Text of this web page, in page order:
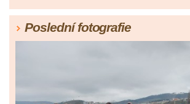
Poslední fotografie